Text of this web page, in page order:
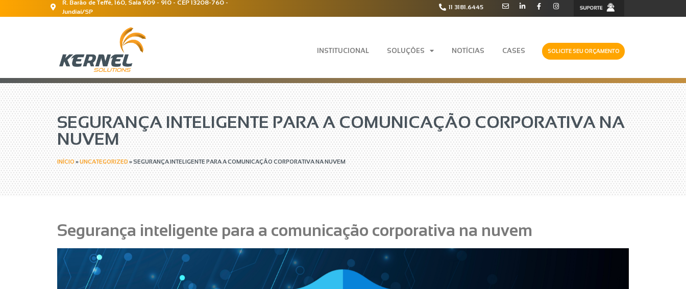
R. Barão de Teffé, 160, Sala 909 - 910 - CEP 13208-760 -
Jundiaí/SP
11 3181.6445
INSTITUCIONAL SOLUÇÕES NOTÍCIAS CASES SOLICITE SEU ORÇAMENTO
SEGURANÇA INTELIGENTE PARA A COMUNICAÇÃO CORPORATIVA NA
NUVEM
INÍCIO»UNCATEGORIZED»SEGURANÇA INTELIGENTE PARA A COMUNICAÇÃO CORPORATIVA NA NUVEM
Segurança inteligente para a comunicação corporativa na nuvem